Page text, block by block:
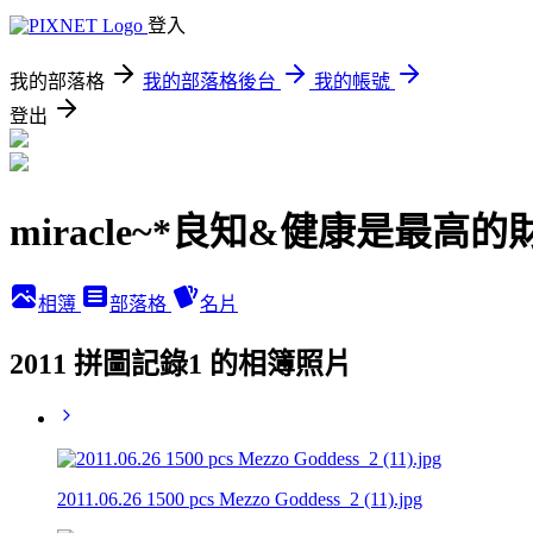
登入
我的部落格 我的部落格後台
我的帳號
登出
miracle~*良知&健康是最高的
相簿 部落格 名片
2011 拼圖記錄1 的相簿照片
2011.06.26 1500 pcs Mezzo Goddess_2 (11).jpg